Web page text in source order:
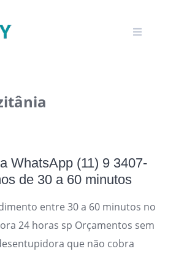
WhatsApp (11) 9 3407-
de 30 a 60 minutos
entre 30 a 60 minutos no
24 horas sp Orçamentos sem
que não cobra